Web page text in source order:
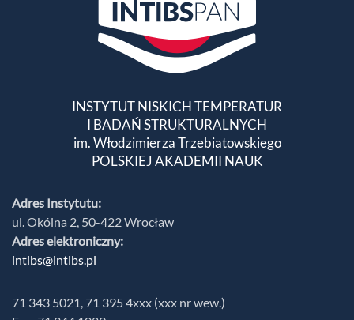
INSTYTUT NISKICH TEMPERATUR
I BADAŃ STRUKTURALNYCH
im. Włodzimierza Trzebiatowskiego
POLSKIEJ AKADEMII NAUK
Adres Instytutu:
ul. Okólna 2, 50-422 Wrocław
Adres elektroniczny:
intibs@intibs.pl
71 343 5021, 71 395 4xxx (xxx nr wew.)